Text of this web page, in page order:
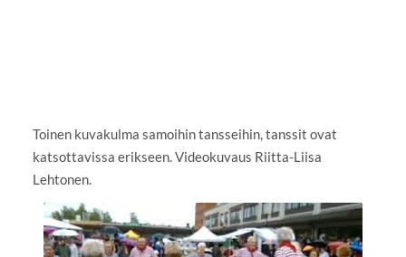
Toinen kuvakulma samoihin tansseihin, tanssit ovat
katsottavissa erikseen. Videokuvaus Riitta-Liisa
Lehtonen.